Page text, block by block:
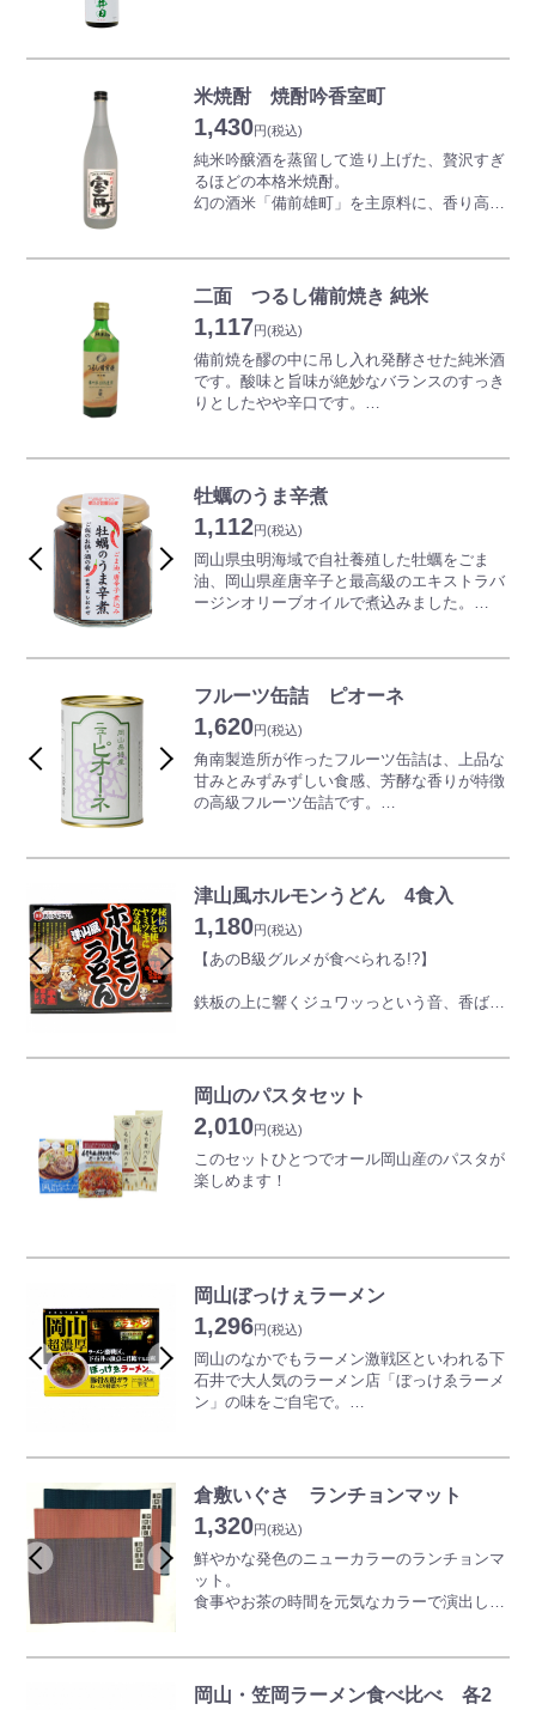
ロック
冷やして
ストレート
ぬる燗
あつ燗
常温
40℃
55℃
●20歳未満の者の飲酒は法律で固く禁じられ
ています。
米焼酎 焼酎吟香室町
1,430円(税込)
純米吟醸酒を蒸留して造り上げた、贅沢すぎ
るほどの本格米焼酎。
幻の酒米「備前雄町」を主原料に、香り高い
2004年BTIコンペティションにおいて金賞及
びベストスピリッツの栄誉を獲得。
その格別の本格派を、じっくりとお楽しみく
ださい。
二面 つるし備前焼き 純米
1,117円(税込)
備前焼を醪の中に吊し入れ発酵させた純米酒
です。酸味と旨味が絶妙なバランスのすっき
りとしたやや辛口です。
さと調和し、脂を感じさせず角煮の旨みを引
き立てます。)
チョコレート(熟成した香り旨みがチョコレ
ートのビターな甘味とマッチして深い味わい
を醸し出します。)
●20歳未満の者の飲酒は法律で固く禁じられ
牡蠣のうま辛煮
1,112円(税込)
岡山県虫明海域で自社養殖した牡蠣をごま
油、岡山県産唐辛子と最高級のエキストラバ
ージンオリーブオイルで煮込みました。
化学調味料や保存料などの添加物は使用して
おりません。
【岡山かきについて...】
栄養豊富な岡山の海で育つ岡山かきは、他地
域では2～3年かけて大きくなるサイズまでわ
まなことも特徴です。
フルーツ缶詰 ピオーネ
1,620円(税込)
角南製造所が作ったフルーツ缶詰は、上品な
甘みとみずみずしい食感、芳酵な香りが特徴
の高級フルーツ缶詰です。
ピオーネは種がなく、大粒で甘い身が特徴で
岡山県で定番＆高い人気を誇る品種です。岡
山で改良され「大粒、種なし、甘い」と三拍
産地で完熟させた果物を手作業で皮をむき、
材と製法のこだわりの逸品です。
※ネット販売限定でギフト包装をご希望のお
客様に「無料ギフト箱サービス」を行ってお
ります。その他の缶詰との詰め合わせも可能
です。ご希望の方は、コメント欄に「ギフト
包装希望」とご入力ください。また、お1つ
ます。どうぞお申しつけください。
よってはご相談をさせていただく場合がござ
います。
津山風ホルモンうどん 4食入
1,180円(税込)
【あのB級グルメが食べられる!?】
鉄板の上に響くジュワッっという音、香ばし
ローカルフード「ホルモンうどん」。
旨味とコクがヤミツキになる、独特の味わい
をご堪能あれ。
※この商品にはホルモンや野菜は入っていま
岡山のパスタセット
2,010円(税込)
このセットひとつでオール岡山産のパスタが
楽しめます！
ソースです。 牛窓産レモンの爽やかな果汁
とピールをアクセントに加えて仕上げまし
た。 パスタはもちろん、リゾットなど様々
なお料理にもご利用できます。
「千屋牛と桃太郎トマトのミートソース」
じっくり時間をかけて素材の旨味とコクを引
き出しました。爽やかな酸味をきかせた風味
豊かなパスタソースです。
「もち麦パスタ」
岡山県笠岡市産のもち麦を使用したパスタで
す。
生パスタのようなもっちり食感と麦の香りが
どんなソースも相性抜群。特にクリーム系や
岡山ぼっけぇラーメン
1,296円(税込)
岡山のなかでもラーメン激戦区といわれる下
石井で大人気のラーメン店「ぼっけゑラーメ
ン」の味をご自宅で。
倉敷いぐさ ランチョンマット
1,320円(税込)
鮮やかな発色のニューカラーのランチョンマ
ット。
食事やお茶の時間を元気なカラーで演出して
違いが生じる場合がございます。
岡山・笠岡ラーメン食べ比べ 各2